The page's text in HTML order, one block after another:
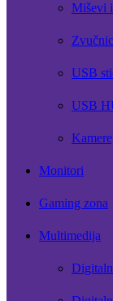
Miševi
USB
USB
Monitori
Gaming zona
Multimedija